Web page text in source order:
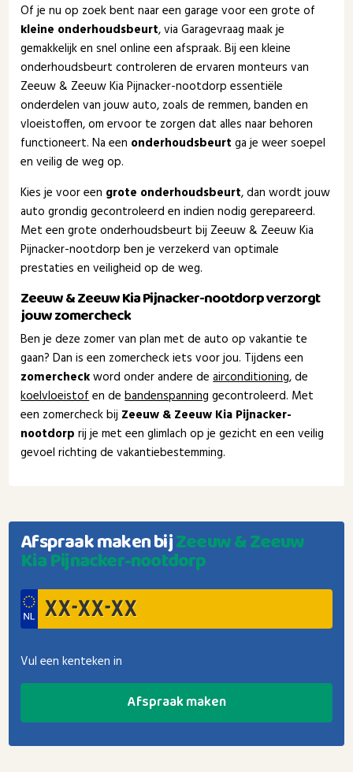
Of je nu op zoek bent naar een garage voor een grote of
kleine onderhoudsbeurt, via Garagevraag maak je
gemakkelijk en snel online een afspraak. Bij een kleine
onderhoudsbeurt controleren de ervaren monteurs van
Zeeuw & Zeeuw Kia Pijnacker-nootdorp essentiële
onderdelen van jouw auto, zoals de remmen, banden en
vloeistoffen, om ervoor te zorgen dat alles naar behoren
functioneert. Na een onderhoudsbeurt ga je weer soepel
en veilig de weg op.
Kies je voor een grote onderhoudsbeurt, dan wordt jouw
auto grondig gecontroleerd en indien nodig gerepareerd.
Met een grote onderhoudsbeurt bij Zeeuw & Zeeuw Kia
Pijnacker-nootdorp ben je verzekerd van optimale
prestaties en veiligheid op de weg.
Zeeuw & Zeeuw Kia Pijnacker-nootdorp verzorgt
jouw zomercheck
Ben je deze zomer van plan met de auto op vakantie te
gaan? Dan is een zomercheck iets voor jou. Tijdens een
zomercheckword onder andere deairconditioning, de
koelvloeistofen debandenspanning gecontroleerd. Met
een zomercheck bij Zeeuw & Zeeuw Kia Pijnacker-
nootdorp rij je met een glimlach op je gezicht en een veilig
gevoel richting de vakantiebestemming.
Afspraak maken bijZeeuw & Zeeuw
Kia Pijnacker-nootdorp
Vul een kenteken in
Afspraak maken